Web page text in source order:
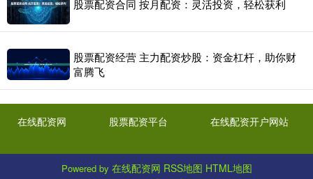
股票配资合同 按月配资：灵活投资，轻松获利
股票配资经营 主力配资炒股：资金杠杆，助你财
富腾飞
在线配资网 股票配资平台 在线配资开户网站
Powered by 在线配资网 RSS地图 HTML地图